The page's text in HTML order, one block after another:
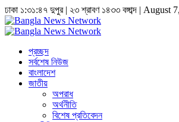
ঢাকা ১:৩১:৪৮ দুপুর| ২৩ শ্রাবণ ১৪৩৩ বঙ্গাব্দ | August
প্রচ্ছদ
সর্বশেষ নিউজ
বাংলাদেশ
জাতীয়
অপরাধ
অর্থনীতি
বিশেষ প্রতিবেদন